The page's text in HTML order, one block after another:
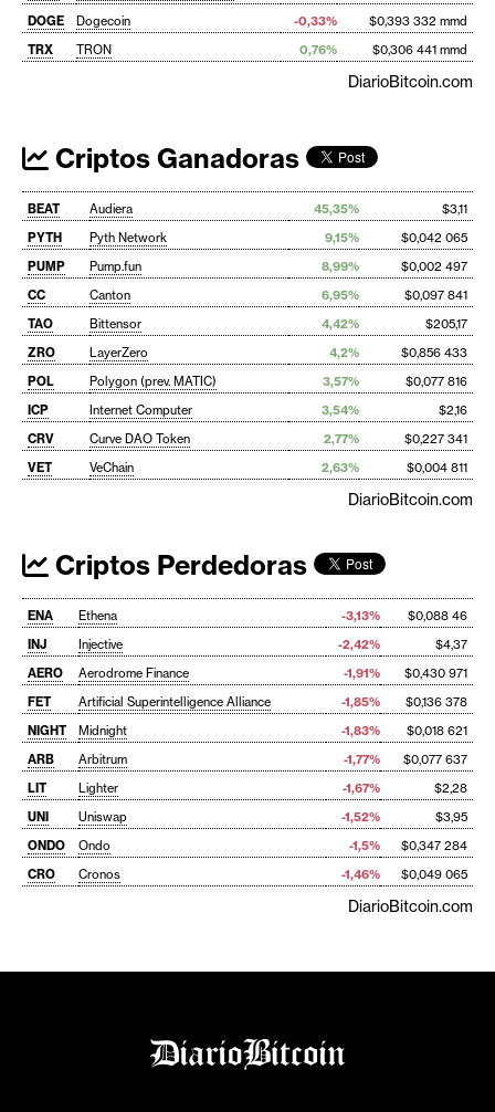
DOGE Dogecoin -0,33%
$0,393 332 mmd
TRX
TRON 0,76% $0,306 441 mmd
DiarioBitcoin.com
Criptos Ganadoras
BEAT Audiera 45,35%
$3,11
PYTH
Pyth Network 9,15%
$0,042 065
PUMP
Pump.fun 8,99%
$0,002 497
CC
Canton 6,95%
$0,097 841
TAO
Bittensor 4,42%
$205,17
ZRO
LayerZero 4,2%
$0,856 433
POL
Polygon (prev. MATIC) 3,57%
$0,077 816
ICP
Internet Computer 3,54%
$2,16
CRV
Curve DAO Token 2,77%
$0,227 341
VET
VeChain 2,63% $0,004 811
DiarioBitcoin.com
Criptos Perdedoras
ENA Ethena -3,13%
$0,088 46
INJ
Injective -2,42%
$4,37
AERO
Aerodrome Finance -1,91%
$0,430 971
FET
Artificial Superintelligence Alliance -1,85%
$0,136 378
NIGHT
Midnight -1,83%
$0,018 621
ARB
Arbitrum -1,77%
$0,077 637
LIT
Lighter -1,67%
$2,28
UNI
Uniswap -1,52%
$3,95
ONDO
Ondo -1,5%
$0,347 284
CRO
Cronos -1,46% $0,049 065
DiarioBitcoin.com